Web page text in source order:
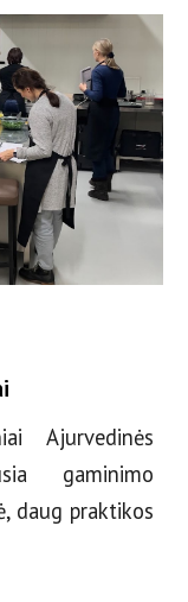
Ajurvedinės
gaminimo
daug praktikos